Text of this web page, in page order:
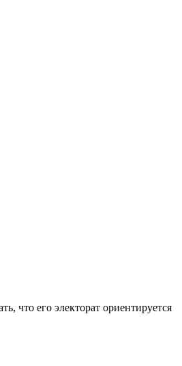
что его электорат ориентируется